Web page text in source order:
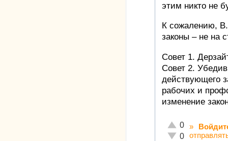
этим никто не
К сожалению,
законы – не на
Совет 1.
Совет 2.
действующего
рабочих и
изменение
Отлично!
0
Неадекватно!
0
»